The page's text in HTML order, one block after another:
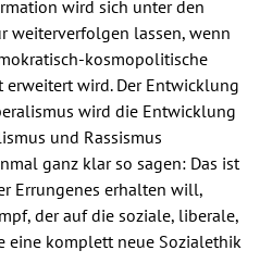
wird sich unter den
weiterverfolgen lassen, wenn
kosmopolitische
wird. Der Entwicklung
wird die Entwicklung
und Rassismus
ganz klar so sagen: Das ist
Errungenes erhalten will,
der auf die soziale, liberale,
eine komplett neue Sozialethik